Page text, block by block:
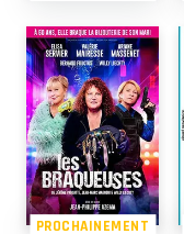
PROCHAINEMENT